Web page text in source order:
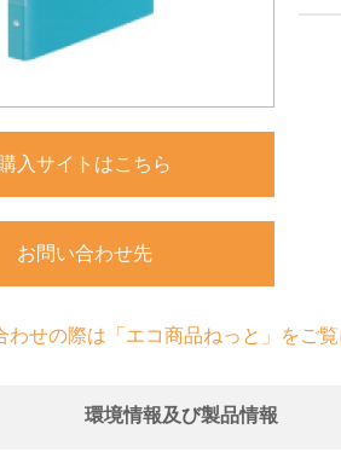
購入サイトはこちら
お問い合わせ先
わせの際は「エコ商品ねっと」をご
環境情報及び製品情報